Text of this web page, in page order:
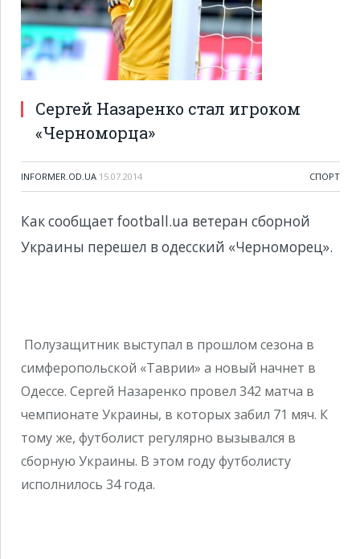
Сергей Назаренко стал игроком
«Черноморца»
INFORMER.OD.UA 15.07.2014 CПОРТ
Как сообщает football.ua ветеран сборной
Украины перешел в одесский «Черноморец».
Полузащитник выступал в прошлом сезона в
симферопольской «Таврии» а новый начнет в
Одессе. Сергей Назаренко провел 342 матча в
чемпионате Украины, в которых забил 71 мяч. К
тому же, футболист регулярно вызывался в
сборную Украины. В этом году футболисту
исполнилось 34 года.